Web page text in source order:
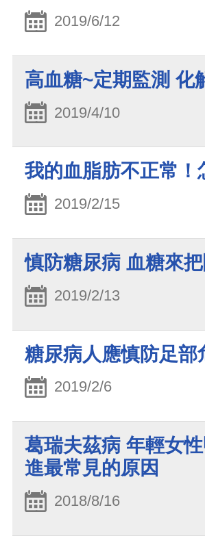
2019/6/12
高血糖~定期監測 化
2019/4/10
我的血脂肪不正常！
2019/2/15
慎防糖尿病 血糖來
2019/2/13
糖尿病人應慎防足部
2019/2/6
葛瑞夫茲病 年輕女
進最常見的原因
2018/8/16